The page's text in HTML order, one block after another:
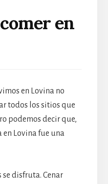
en
en Lovina no
todos los sitios que
podemos decir que,
Lovina fue una
se disfruta. Cenar